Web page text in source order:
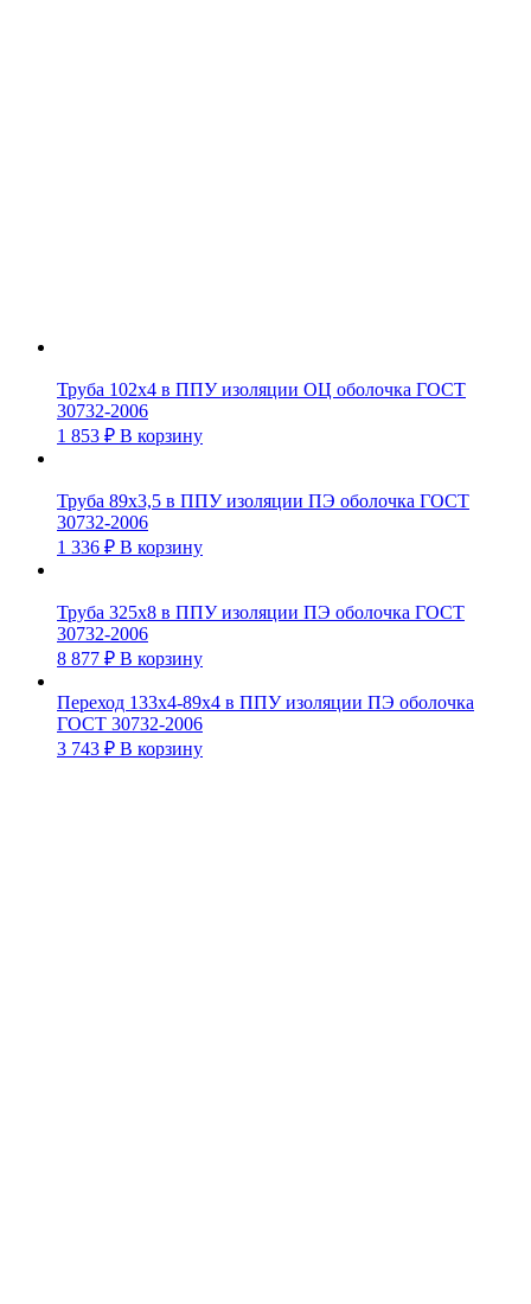
Труба 102х4 в ППУ изоляции ОЦ оболочка ГОСТ
30732-2006
1 853 ₽ В корзину
Труба 89х3,5 в ППУ изоляции ПЭ оболочка ГОСТ
30732-2006
1 336 ₽ В корзину
Труба 325х8 в ППУ изоляции ПЭ оболочка ГОСТ
30732-2006
8 877 ₽ В корзину
Переход 133х4-89х4 в ППУ изоляции ПЭ оболочка
ГОСТ 30732-2006
3 743 ₽ В корзину